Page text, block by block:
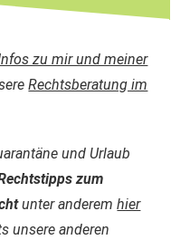
zu mir und meiner
Rechtsberatung im
und Urlaub
zum
unter anderemhier
unsere anderen